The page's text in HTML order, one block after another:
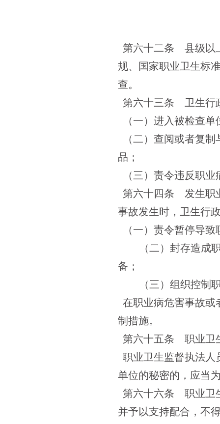
第六十二条 县级以
规、国家职业卫生标
查。
第六十三条 卫生行
（一）进入被检查
（二）查阅或者复
品；
（三）责令违反职
第六十四条 发生职
事故发生时，卫生行
（一）责令暂停导
（二）封存造成
备；
（三）组织控制
在职业病危害事故或
制措施。
第六十五条 职业卫
职业卫生监督执法人
单位的秘密的，应当
第六十六条 职业卫
并予以支持配合，不